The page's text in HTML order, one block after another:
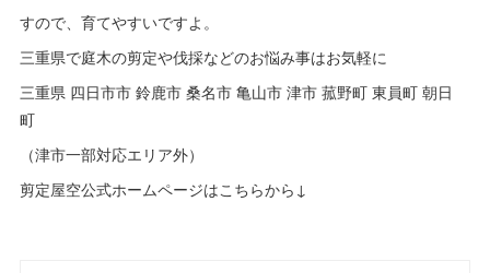
すので、育てやすいですよ。
三重県で庭木の剪定や伐採などのお悩み事はお気軽に
三重県 四日市市 鈴鹿市 桑名市 亀山市 津市 菰野町 東員町 朝日
町
（津市一部対応エリア外）
剪定屋空公式ホームページはこちらから↓